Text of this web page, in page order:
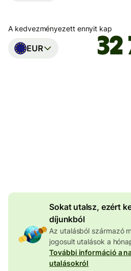
A kedvezményezett ennyit kap
EUR
Sokat utalsz, ezért
díjunkból
Az utalásból származó
jogosult utalások a
További információ a
utalásokról